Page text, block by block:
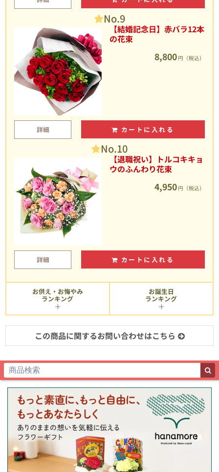
No.9
【結婚記念日】赤バラ12本
の花束
8,800 円（税込）
詳細 カートに入れる
No.10
【退職祝い】トルコキキョ
ウのふんわり花束
4,950 円（税込）
詳細 カートに入れる
お供え・お悔やみ
ランキング
お誕生日
ランキング
この商品に関するお問い合わせはこちら